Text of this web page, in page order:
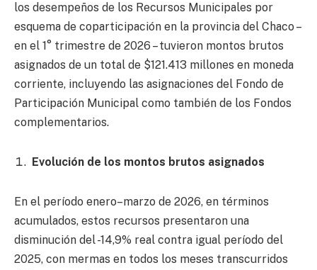
los desempeños de los Recursos Municipales por
esquema de coparticipación en la provincia del Chaco –
en el 1° trimestre de 2026 – tuvieron montos brutos
asignados de un total de $121.413 millones en moneda
corriente, incluyendo las asignaciones del Fondo de
Participación Municipal como también de los Fondos
complementarios.
Evolución de los montos brutos asignados
En el período enero–marzo de 2026, en términos
acumulados, estos recursos presentaron una
disminución del -14,9% real contra igual período del
2025, con mermas en todos los meses transcurridos